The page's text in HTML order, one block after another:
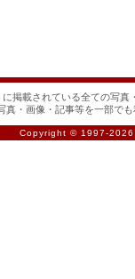
に掲載されている全ての写真
真・画像・記事等を一部で
Copyright © 1997-